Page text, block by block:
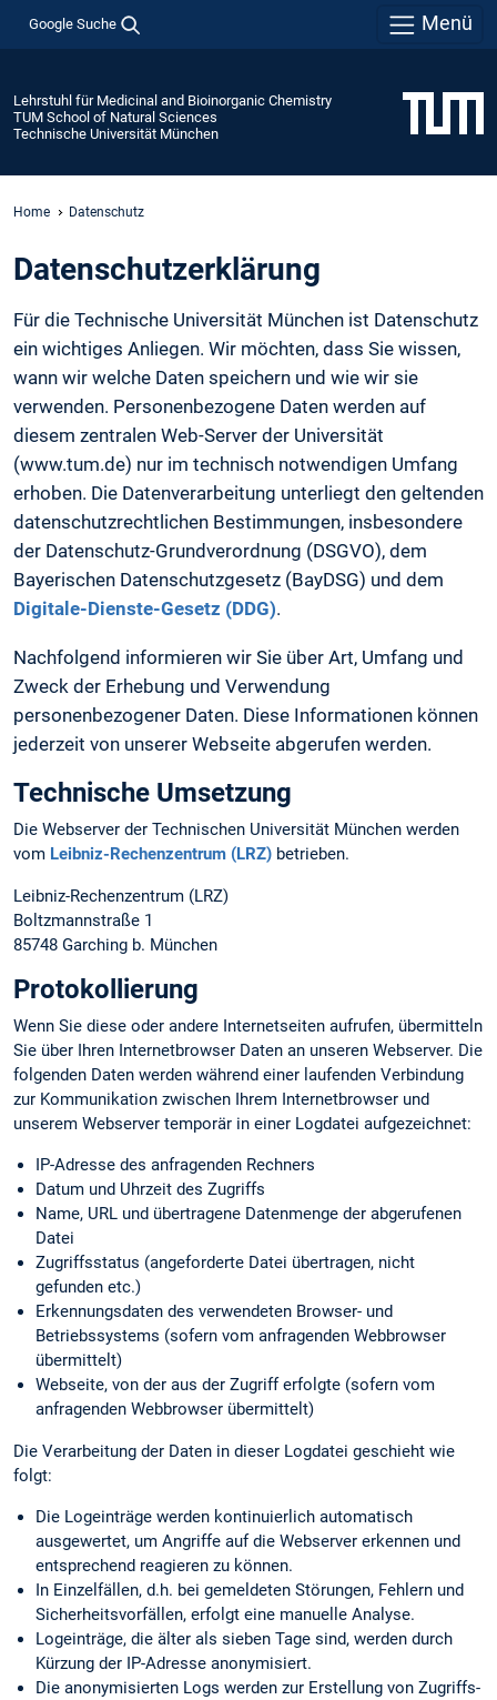
Google Suche Menü
Lehrstuhl für Medicinal and Bioinorganic Chemistry
TUM School of Natural Sciences
Technische Universität München
Home Datenschutz
Daten­schutz­erklärung
Für die Technische Universität München ist Datenschutz
ein wichtiges Anliegen. Wir möchten, dass Sie wissen,
wann wir welche Daten speichern und wie wir sie
verwenden. Personenbezogene Daten werden auf
diesem zentralen Web-Server der Universität
(www.tum.de) nur im technisch notwendigen Umfang
erhoben. Die Datenverarbeitung unterliegt den geltenden
datenschutzrechtlichen Bestimmungen, insbesondere
der Datenschutz-Grundverordnung (DSGVO), dem
Bayerischen Datenschutzgesetz (BayDSG) und dem
Digitale-Dienste-Gesetz (DDG).
Nachfolgend informieren wir Sie über Art, Umfang und
Zweck der Erhebung und Verwendung
personenbezogener Daten. Diese Informationen können
jederzeit von unserer Webseite abgerufen werden.
Technische Umsetzung
Die Webserver der Technischen Universität München werden
vom Leibniz-Rechenzentrum (LRZ) betrieben.
Leibniz-Rechenzentrum (LRZ)
Boltzmannstraße 1
85748 Garching b. München
Protokollierung
Wenn Sie diese oder andere Internetseiten aufrufen, übermitteln
Sie über Ihren Internetbrowser Daten an unseren Webserver. Die
folgenden Daten werden während einer laufenden Verbindung
zur Kommunikation zwischen Ihrem Internetbrowser und
unserem Webserver temporär in einer Logdatei aufgezeichnet:
IP-Adresse des anfragenden Rechners
Datum und Uhrzeit des Zugriffs
Name, URL und übertragene Datenmenge der abgerufenen
Datei
Zugriffsstatus (angeforderte Datei übertragen, nicht
gefunden etc.)
Erkennungs­daten des verwendeten Browser- und
Betriebssystems (sofern vom anfragenden Webbrowser
übermittelt)
Webseite, von der aus der Zugriff erfolgte (sofern vom
anfragenden Webbrowser übermittelt)
Die Verarbeitung der Daten in dieser Logdatei geschieht wie
folgt:
Die Logeinträge werden kontinuierlich automatisch
ausgewertet, um Angriffe auf die Webserver erkennen und
entsprechend reagieren zu können.
In Einzelfällen, d.h. bei gemeldeten Störungen, Fehlern und
Sicherheits­vorfällen, erfolgt eine manuelle Analyse.
Logeinträge, die älter als sieben Tage sind, werden durch
Kürzung der IP-Adresse anonymisiert.
Die anonymisierten Logs werden zur Erstellung von Zugriffs­